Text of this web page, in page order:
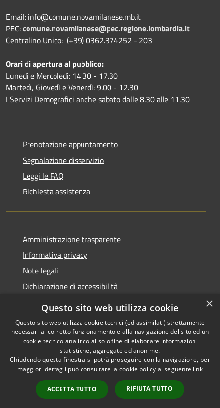
Email: info@comune.novamilanese.mb.it
PEC:comune.novamilanese@pec.regione.lombardia.it
Centralino Unico: (+39) 0362.374252 - 203
Orari di apertura al pubblico:
Lunedì e Mercoledì: 14.30 - 17.30
Martedì, Giovedì e Venerdì: 9.00 - 12.30
I Servizi Demografici anche sabato dalle 8.30 alle 11.30
Prenotazione appuntamento
Segnalazione disservizio
Leggi le FAQ
Richiesta assistenza
Amministrazione trasparente
Informativa privacy
Note legali
Dichiarazione di accessibilità
RSS
Privacy
Cookie
Mappa del sito
Extranet
Copyright © 2026 • Comune di
Nova Milanese • Powered by
Municipium•Accesso
redazione
×
Questo sito web utilizza cookie
Questo sito web utilizza cookie tecnici (ed assimilati) strettamente
necessari al corretto funzionamento e alla navigazione del sito ed un
cookie tecnico analitico al solo fine di elaborare informazioni
statistiche, aggregate ed anonime.
Chiudendo questa finestra si potrà proseguire con la navigazione, per
maggiori dettagli può consultare la cookie policy al seguente link
ACCETTA TUTTO RIFIUTA TUTTO